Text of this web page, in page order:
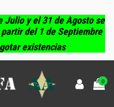
Julio y el 31 de Agosto se
del 1 de Septiembre
existencias
0